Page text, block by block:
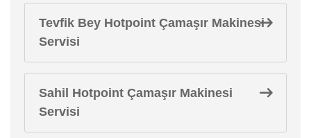
Tevfik Bey Hotpoint Çamaşır Makinesi
Servisi
Sahil Hotpoint Çamaşır Makinesi
Servisi